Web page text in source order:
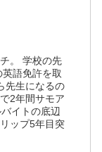
。 学校の先
語免許を取
先生になるの
2年間サモア
イトの底辺
ップ5年目突